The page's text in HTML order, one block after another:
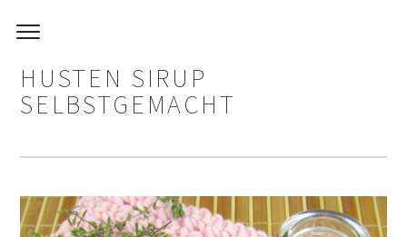
HUSTEN SIRUP
SELBSTGEMACHT